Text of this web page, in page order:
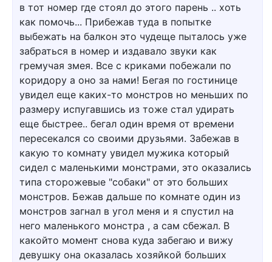
в тот номер где стоял до этого парень .. хоть
как помочь... Прибежав туда в попытке
выбежать на балкон это чудеще пыталось уже
забраться в номер и издавало звуки как
гремучая змея. Все с криками побежали по
коридору а оно за нами! Бегая по гостинице
увидел еще каких-то монстров но меньших по
размеру испугавшись из тоже стал удирать
еще быстрее.. бегал один время от времени
пересекался со своими друзьями. Забежав в
какую то комнату увидел мужика который
сидел с маленькими монстрами, это оказались
типа сторожевые "собаки" от это больших
монстров. Бежав дальше по комнате один из
монстров загнал в угол меня и я спустил на
него маленького монстра , а сам сбежал. В
какойто момент снова куда забегаю и вижу
девушку она оказалась хозяйкой больших